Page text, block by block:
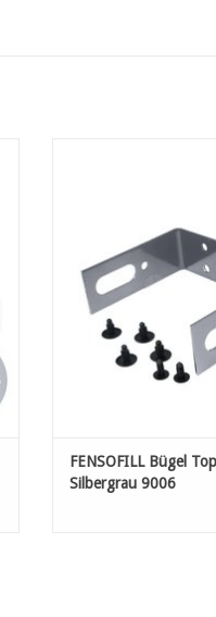
FENSOFILL Bügel
Silbergrau 9006